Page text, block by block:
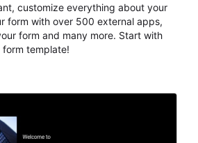
customize everything about your
form with over 500 external apps,
form and many more. Start with
template!